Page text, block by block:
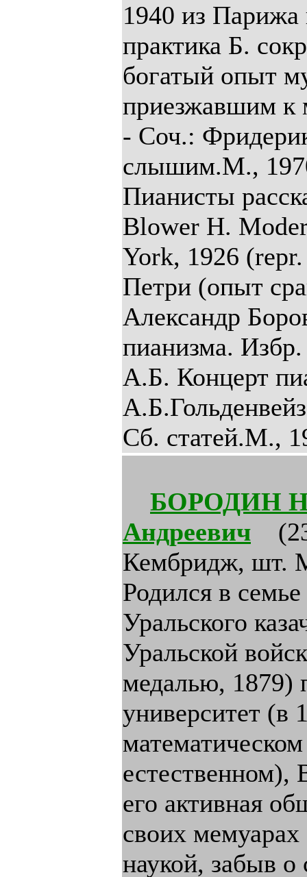
1940 из
практика Б.
богатый опыт
приезжавшим к
- Соч.:
слышим.М.,
Пианисты
Blower Н.
York, 1926
Петри (опыт
Александр
пианизма.
А.Б. Концерт
Сб. статей.М.,
БОРОДИН
Андреевич
Кембридж, шт.
Родился в
Уральского
Уральской
медалью, 1879)
университет (в
естественном),
его активная
своих
наукой, забыв о